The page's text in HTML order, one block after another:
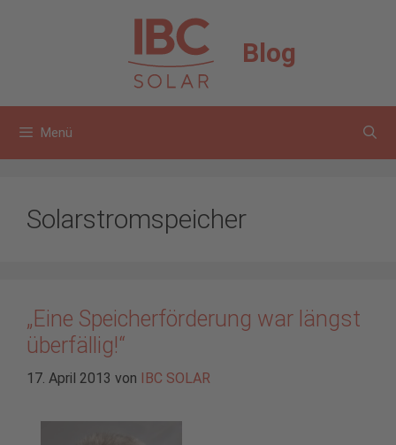
Blog
Menü
Solarstromspeicher
„Eine Speicherförderung war längst
überfällig!“
17. April 2013 von IBC SOLAR